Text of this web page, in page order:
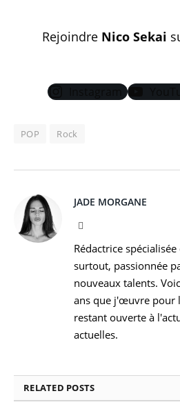
Rejoindre Nico Sekai
POP Rock
JADE MORGANE
Rédactrice
surtout, passionnée
nouveaux talents.
ans que j'œuvre pour
restant ouverte à
actuelles.
RELATED POSTS